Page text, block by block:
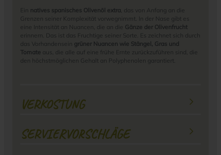
Ein natives spanisches Olivenöl extra, das von Anfang an die
Grenzen seiner Komplexität vorwegnimmt. In der Nase gibt es
eine Intensität an Nuancen, die an die Gänze der Olivenfrucht
erinnern. Das ist das Fruchtige seiner Sorte. Es zeichnet sich durch
das Vorhandensein grüner Nuancen wie Stängel, Gras und
Tomate aus, die alle auf eine frühe Ernte zurückzuführen sind, die
den höchstmöglichen Gehalt an Polyphenolen garantiert.
VERKOSTUNG
SERVIERVORSCHLÄGE